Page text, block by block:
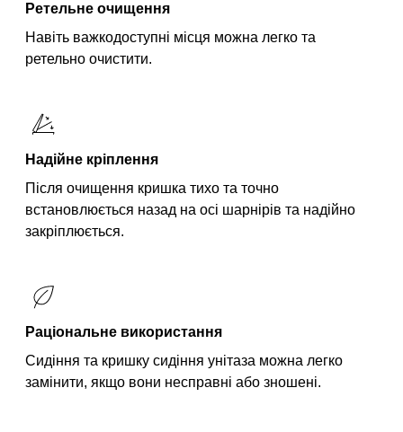
Ретельне очищення
Навіть важкодоступні місця можна легко та
ретельно очистити.
Надійне кріплення
Після очищення кришка тихо та точно
встановлюється назад на осі шарнірів та надійно
закріплюється.
Раціональне використання
Сидіння та кришку сидіння унітаза можна легко
замінити, якщо вони несправні або зношені.